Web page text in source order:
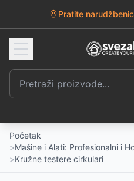
Pratite
Početak
>Mašine i Alati: Profesionalni i
>Kružne testere cirkulari